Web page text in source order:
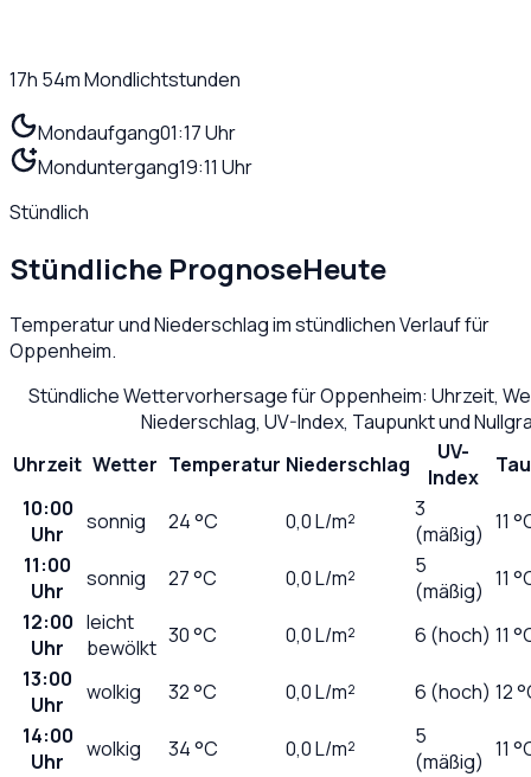
17h 54mMondlichtstunden
Mondaufgang01:17 Uhr
Monduntergang19:11 Uhr
Stündlich
Stündliche PrognoseHeute
Temperatur und Niederschlag im stündlichen Verlauf für
Oppenheim.
Stündliche Wettervorhersage fürOppenheim: Uhrzeit,
Niederschlag, UV-Index, Taupunkt und
Uhrzeit Wetter Temperatur Niederschlag
UV-
Index
10:00
Uhr
sonnig 24°C 0,0L/m²
3
(mäßig) 11
11:00
Uhr
sonnig 27°C 0,0L/m²
5
(mäßig) 11
12:00
Uhr
leicht
bewölkt 30°C 0,0L/m² 6 (hoch) 11
13:00
Uhr
wolkig 32°C 0,0L/m² 6 (hoch) 12
14:00
Uhr
wolkig 34°C 0,0L/m²
5
(mäßig) 11